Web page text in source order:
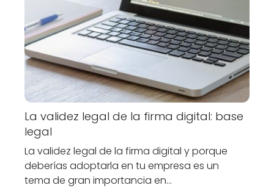
La validez legal de la firma digital: base
legal
La validez legal de la firma digital y porque
deberías adoptarla en tu empresa es un
tema de gran importancia en…